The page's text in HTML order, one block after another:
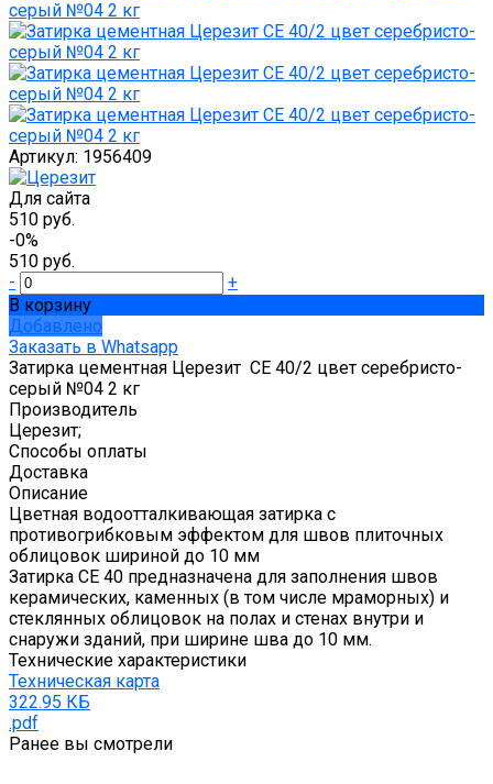
Артикул: 1956409
Для сайта
510 руб.
-0%
510 руб.
-
+
В корзину
Добавлено
Заказать в Whatsapp
Затирка цементная Церезит CE 40/2 цвет серебристо-
серый №04 2 кг
Производитель
Церезит;
Способы оплаты
Доставка
Описание
Цветная водоотталкивающая затирка с
противогрибковым эффектом для швов плиточных
облицовок шириной до 10 мм
Затирка CE 40 предназначена для заполнения швов
керамических, каменных (в том числе мраморных) и
стеклянных облицовок на полах и стенах внутри и
снаружи зданий, при ширине шва до 10 мм.
Технические характеристики
Техническая карта
322.95 КБ
.pdf
Ранее вы смотрели